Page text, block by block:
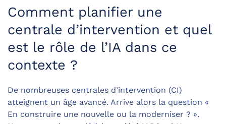
Comment planifier une
centrale d’intervention et quel
est le rôle de l’IA dans ce
contexte ?
De nombreuses centrales d’intervention (CI)
atteignent un âge avancé. Arrive alors la question «
En construire une nouvelle ou la moderniser ? ».